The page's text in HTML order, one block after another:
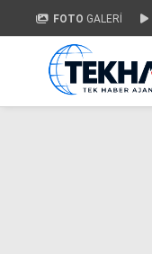
FOTO GALERİ